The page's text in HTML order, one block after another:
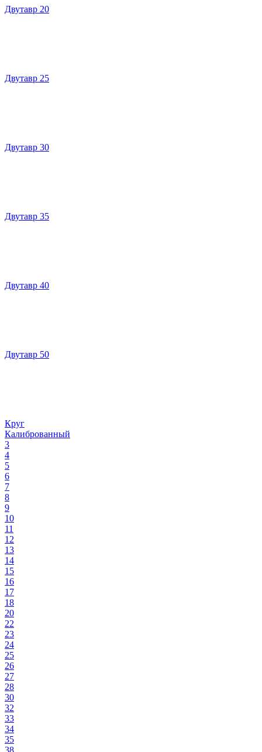
Двутавр 20
Двутавр 25
Двутавр 30
Двутавр 35
Двутавр 40
Двутавр 50
Круг
Калиброванный
3
4
5
6
7
8
9
10
11
12
13
14
15
16
17
18
20
22
23
24
25
26
27
28
30
32
33
34
35
38